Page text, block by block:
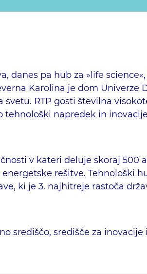
danes pa hub za »life
Karolina je dom Univerze
RTP gosti številna
tehnološki napredek in
v kateri deluje skoraj 500
rešitve. Tehnološki
ki je 3. najhitreje rastoča
središčo, središče za